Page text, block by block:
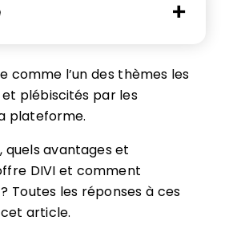
comme l’un des thèmes les
plébiscités par les
plateforme.
quels avantages et
DIVI et comment
Toutes les réponses à ces
article.